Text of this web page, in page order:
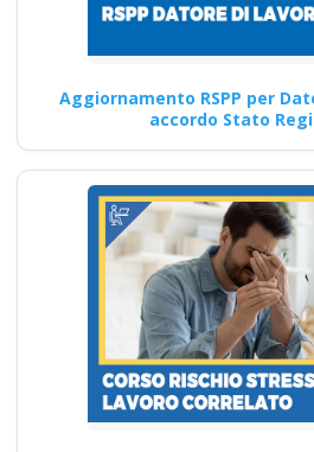
ore di…
Continua
"Offerte
sicurezza sul
a Rome -
Tiburtino",
formatore
Aggiornamento RSPP per
accordo Stato